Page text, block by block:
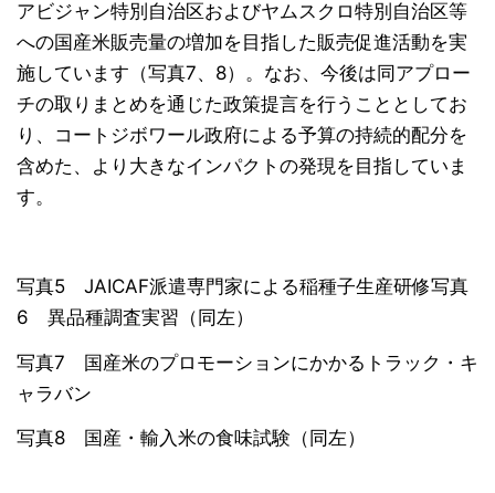
アビジャン特別自治区およびヤムスクロ特別自治区等
への国産米販売量の増加を目指した販売促進活動を実
施しています（写真7、8）。なお、今後は同アプロー
チの取りまとめを通じた政策提言を行うこととしてお
り、コートジボワール政府による予算の持続的配分を
含めた、より大きなインパクトの発現を目指していま
す。
写真5 JAICAF派遣専門家による稲種子生産研修写真
6 異品種調査実習（同左）
写真7 国産米のプロモーションにかかるトラック・キ
ャラバン
写真8 国産・輸入米の食味試験（同左）